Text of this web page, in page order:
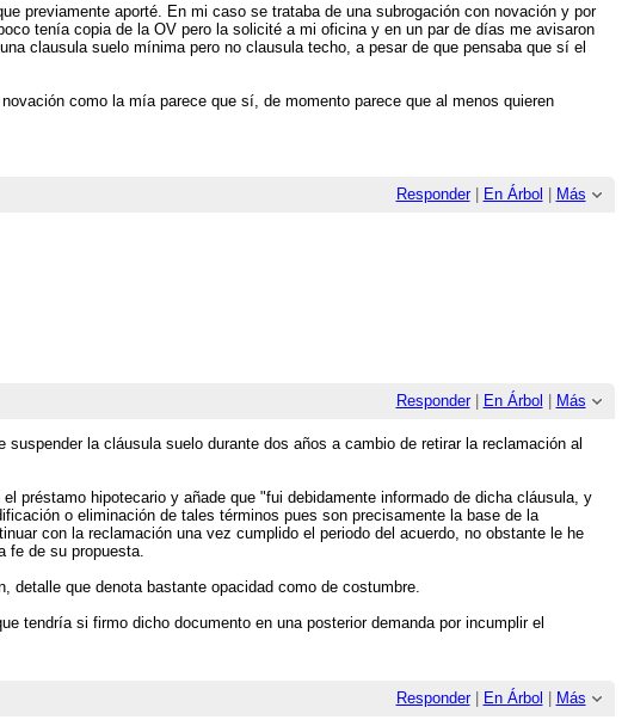
previamente aporté. En mi caso se trataba de una subrogación con novación y por
tenía copia de la OV pero la solicité a mi oficina y en un par de días me avisaron
clausula suelo mínima pero no clausula techo, a pesar de que pensaba que sí el
como la mía parece que sí, de momento parece que al menos quieren
Responder| En Árbol Más
Responder| En Árbol Más
la cláusula suelo durante dos años a cambio de retirar la reclamación al
préstamo hipotecario y añade que "fui debidamente informado de dicha cláusula, y
o eliminación de tales términos pues son precisamente la base de la
con la reclamación una vez cumplido el periodo del acuerdo, no obstante le he
fe de su propuesta.
detalle que denota bastante opacidad como de costumbre.
tendría si firmo dicho documento en una posterior demanda por incumplir el
Responder| En Árbol Más